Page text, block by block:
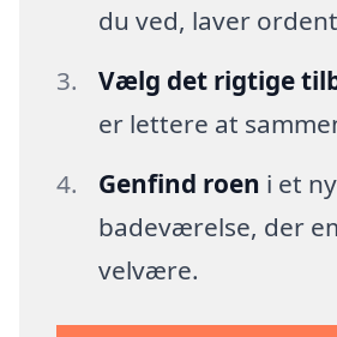
du ved, laver
Vælg det rigtige
er lettere at
Genfind roen i et
badeværelse, der
velvære.